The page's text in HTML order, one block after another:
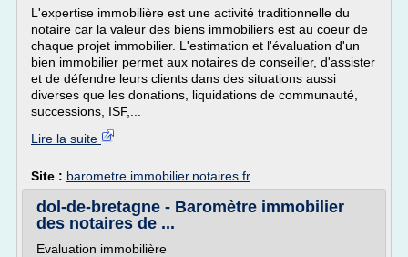
L'expertise immobilière est une activité traditionnelle du
notaire car la valeur des biens immobiliers est au coeur de
chaque projet immobilier. L'estimation et l'évaluation d'un
bien immobilier permet aux notaires de conseiller, d'assister
et de défendre leurs clients dans des situations aussi
diverses que les donations, liquidations de communauté,
successions, ISF,...
Lire la suite
Site : barometre.immobilier.notaires.fr
dol-de-bretagne - Baromètre immobilier
des notaires de ...
Evaluation immobilière